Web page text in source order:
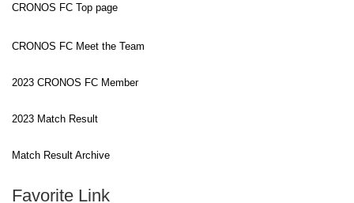
CRONOS FC Top page
CRONOS FC Meet the Team
2023 CRONOS FC Member
2023 Match Result
Match Result Archive
Favorite Link